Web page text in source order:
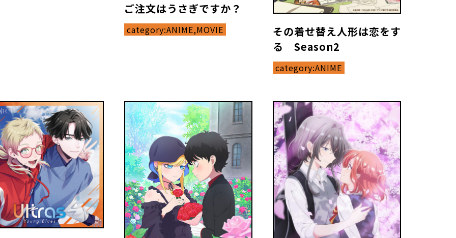
ご注文はうさぎですか？
category:ANIME,MOVIE
その着せ替え人形は恋をす
る Season2
category:ANIME